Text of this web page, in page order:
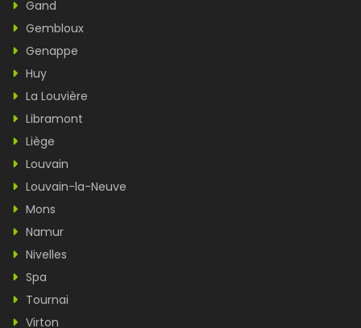
Gand
Gembloux
Genappe
Huy
La Louvière
Libramont
Liège
Louvain
Louvain-la-Neuve
Mons
Namur
Nivelles
Spa
Tournai
Virton